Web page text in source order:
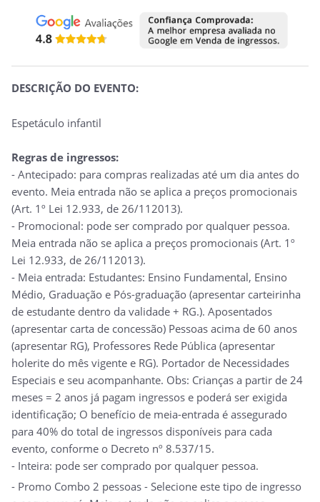
DESCRIÇÃO DO EVENTO:
Espetáculo infantil
Regras de ingressos:
- Antecipado: para compras realizadas até um dia antes do
evento. Meia entrada não se aplica a preços promocionais
(Art. 1º Lei 12.933, de 26/112013).
- Promocional: pode ser comprado por qualquer pessoa.
Meia entrada não se aplica a preços promocionais (Art. 1º
Lei 12.933, de 26/112013).
- Meia entrada: Estudantes: Ensino Fundamental, Ensino
Médio, Graduação e Pós-graduação (apresentar carteirinha
de estudante dentro da validade + RG.). Aposentados
(apresentar carta de concessão) Pessoas acima de 60 anos
(apresentar RG), Professores Rede Pública (apresentar
holerite do mês vigente e RG). Portador de Necessidades
Especiais e seu acompanhante. Obs: Crianças a partir de 24
meses = 2 anos já pagam ingressos e poderá ser exigida
identificação; O benefício de meia-entrada é assegurado
para 40% do total de ingressos disponíveis para cada
evento, conforme o Decreto nº 8.537/15.
- Inteira: pode ser comprado por qualquer pessoa.
- Promo Combo 2 pessoas - Selecione este tipo de ingresso